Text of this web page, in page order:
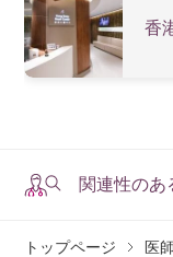
香
関連性のあ
トップページ 医